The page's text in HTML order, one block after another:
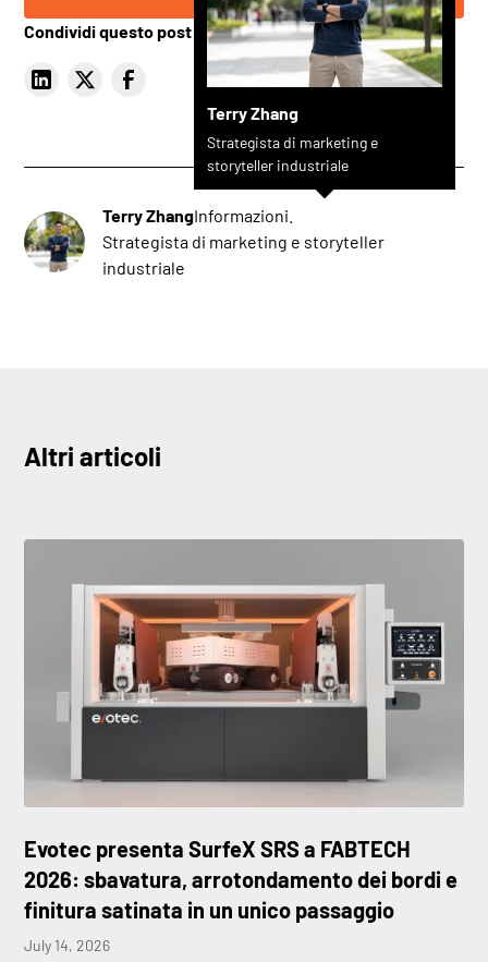
Condividi questo post
Terry Zhang
Terry Zhang
Strategista di marketing e
storyteller industriale
Informazioni.
Strategista di marketing e storyteller
industriale
Altri articoli
Evotec presenta SurfeX SRS a FABTECH
2026: sbavatura, arrotondamento dei bordi e
finitura satinata in un unico passaggio
July 14, 2026